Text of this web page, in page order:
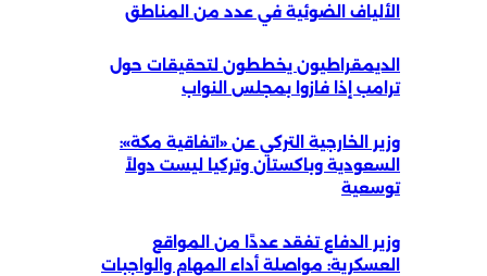
الألياف الضوئية في عدد من المناطق
الديمقراطيون يخططون لتحقيقات حول
ترامب إذا فازوا بمجلس النواب
وزير الخارجية التركي عن «اتفاقية مكة»:
السعودية وباكستان وتركيا ليست دولاً
توسعية
وزير الدفاع تفقد عددًا من المواقع
العسكرية: مواصلة أداء المهام والواجبات